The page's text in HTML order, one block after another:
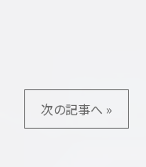
次の記事へ »